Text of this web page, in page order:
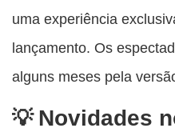
uma experiência
lançamento. Os
alguns meses pela
Novidades